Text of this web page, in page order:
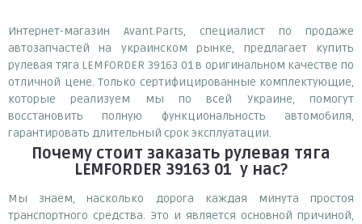
Интернет-магазин Avant.Parts, специалист по продаже
автозапчастей на украинском рынке, предлагает купить
рулевая тяга LEMFORDER 39163 01 в оригинальном качестве по
отличной цене. Только сертифицированные комплектующие,
которые реализуем мы по всей Украине, помогут
восстановить полную функциональность автомобиля,
гарантировать длительный срок эксплуатации.
Почему стоит заказать рулевая тяга
LEMFORDER 39163 01 у нас?
Мы знаем, насколько дорога каждая минута простоя
транспортного средства. Это и является основной причиной,